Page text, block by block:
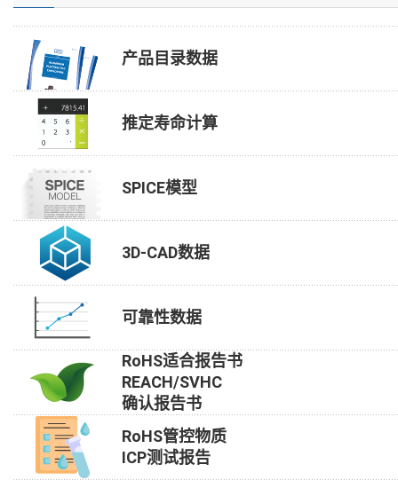
产品目录数据
推定寿命计算
SPICE模型
3D-CAD数据
可靠性数据
RoHS适合报告书
REACH/SVHC
确认报告书
RoHS管控物质
ICP测试报告